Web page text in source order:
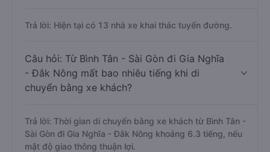
Trả lời: Hiện tại có 13 nhà xe khai thác tuyến đường.
Câu hỏi: Từ Bình Tân - Sài Gòn đi Gia Nghĩa
- Đắk Nông mất bao nhiêu tiếng khi di
chuyển bằng xe khách?
Trả lời: Thời gian di chuyển bằng xe khách từ Bình Tân -
Sài Gòn đi Gia Nghĩa - Đắk Nông khoảng 6.3 tiếng, nếu
mật độ giao thông thuận lợi.